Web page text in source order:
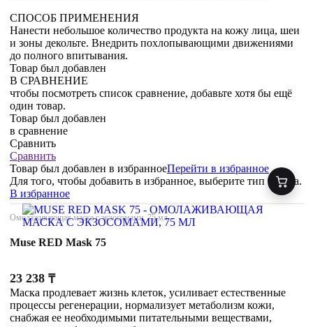
СПОСОБ ПРИМЕНЕНИЯ
Нанести небольшое количество продукта на кожу лица, шеи
и зоны декольте. Внедрить похлопывающими движениями
до полного впитывания.
Товар был добавлен
В СРАВНЕНИЕ
чтобы посмотреть список сравнение, добавьте хотя бы ещё
один товар.
Товар был добавлен
в сравнение
Сравнить
Сравнить
Товар был добавлен в избранноеПерейти в избранное
Для того, чтобы добавить в избранное, выберите тип товара.
В избранное
Омолаживающая маска с экзосомами, 75 мл
Muse RED Mask 75
23 238 ₸
Маска продлевает жизнь клеток, усиливает естественные
процессы регенерации, нормализует метаболизм кожи,
снабжая ее необходимыми питательными веществами,